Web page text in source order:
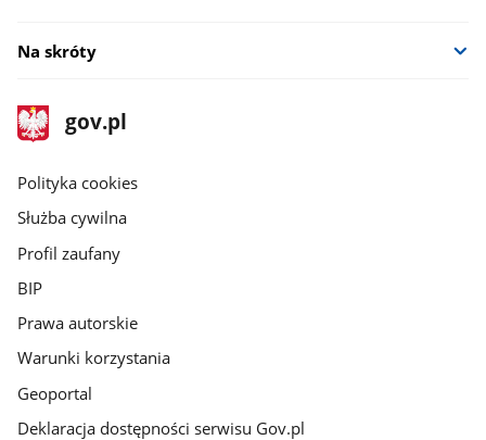
Na skróty
stopka
gov.pl
Strona
gov.pl
gov.pl
Polityka cookies
Służba cywilna
Profil zaufany
BIP
Prawa autorskie
Warunki korzystania
Geoportal
Deklaracja dostępności serwisu Gov.pl